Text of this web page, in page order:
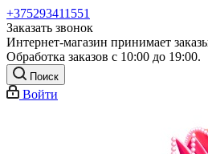
+375293411551
Заказать звонок
Интернет-магазин принимает
Обработка заказов с 10:00 до 19:00.
Поиск
Войти